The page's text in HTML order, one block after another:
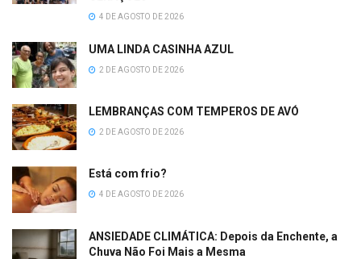
4 DE AGOSTO DE 2026
UMA LINDA CASINHA AZUL
2 DE AGOSTO DE 2026
LEMBRANÇAS COM TEMPEROS DE AVÓ
2 DE AGOSTO DE 2026
Está com frio?
4 DE AGOSTO DE 2026
ANSIEDADE CLIMÁTICA: Depois da Enchente, a
Chuva Não Foi Mais a Mesma